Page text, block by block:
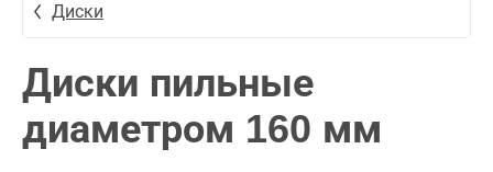
Диски
Диски пильные
диаметром 160 мм